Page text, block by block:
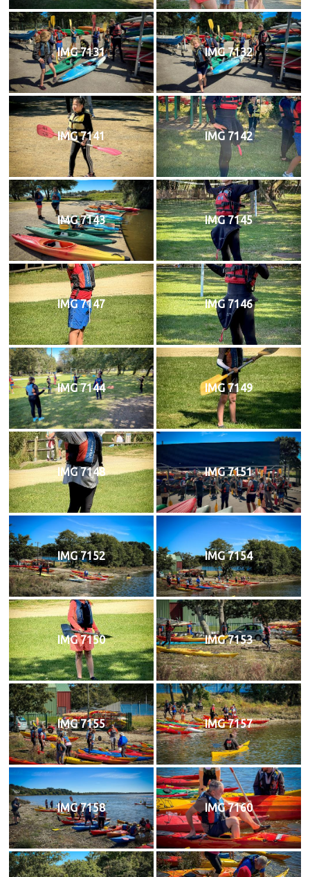
IMG 7131 IMG 7132
IMG 7141 IMG 7142
IMG 7143 IMG 7145
IMG 7147 IMG 7146
IMG 7144 IMG 7149
IMG 7148 IMG 7151
IMG 7152 IMG 7154
IMG 7150 IMG 7153
IMG 7155 IMG 7157
IMG 7158 IMG 7160